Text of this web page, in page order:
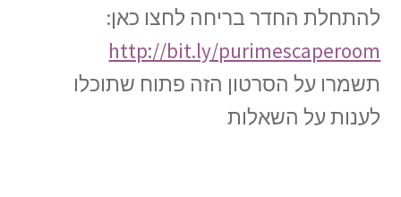
להתחלת החדר בריחה לחצו כאן:
http://bit.ly/purimescaperoom
תשמרו על הסרטון הזה פתוח שתוכלו
לענות על השאלות